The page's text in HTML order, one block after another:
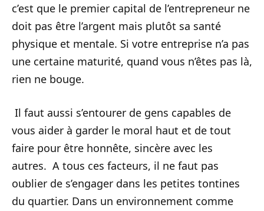
c’est que le premier capital de l’entrepreneur ne
doit pas être l’argent mais plutôt sa santé
physique et mentale. Si votre entreprise n’a pas
une certaine maturité, quand vous n’êtes pas là,
rien ne bouge.
Il faut aussi s’entourer de gens capables de
vous aider à garder le moral haut et de tout
faire pour être honnête, sincère avec les
autres. A tous ces facteurs, il ne faut pas
oublier de s’engager dans les petites tontines
du quartier. Dans un environnement comme